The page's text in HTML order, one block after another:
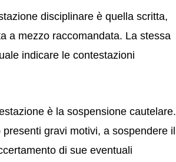
disciplinare è quella scritta,
a mezzo raccomandata. La stessa
indicare le contestazioni
è la sospensione cautelare.
gravi motivi, a sospendere il
di sue eventuali